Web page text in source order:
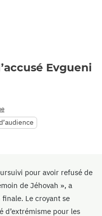
Evgueni
pour avoir refusé de
de Jéhovah », a
Le croyant se
d’extrémisme pour les